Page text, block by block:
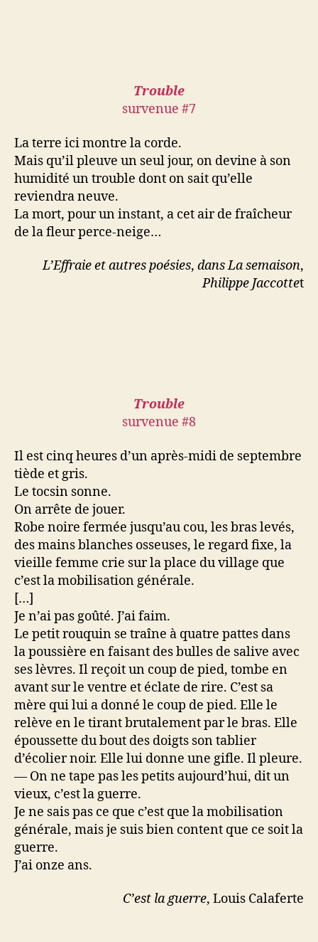
Trouble
survenue #7
La terre ici montre la corde.
Mais qu’il pleuve un seul jour, on devine à son
humidité un trouble dont on sait qu’elle
reviendra neuve.
La mort, pour un instant, a cet air de fraîcheur
de la fleur perce-neige…
L’Effraie et autres poésies, dans La semaison,
Philippe Jaccottet
Trouble
survenue #8
Il est cinq heures d’un après-midi de septembre
tiède et gris.
Le tocsin sonne.
On arrête de jouer.
Robe noire fermée jusqu’au cou, les bras levés,
des mains blanches osseuses, le regard fixe, la
vieille femme crie sur la place du village que
c’est la mobilisation générale.
[…]
Je n’ai pas goûté. J’ai faim.
Le petit rouquin se traîne à quatre pattes dans
la poussière en faisant des bulles de salive avec
ses lèvres. Il reçoit un coup de pied, tombe en
avant sur le ventre et éclate de rire. C’est sa
mère qui lui a donné le coup de pied. Elle le
relève en le tirant brutalement par le bras. Elle
époussette du bout des doigts son tablier
d’écolier noir. Elle lui donne une gifle. Il pleure.
— On ne tape pas les petits aujourd’hui, dit un
vieux, c’est la guerre.
Je ne sais pas ce que c’est que la mobilisation
générale, mais je suis bien content que ce soit la
guerre.
J’ai onze ans.
C’est la guerre, Louis Calaferte